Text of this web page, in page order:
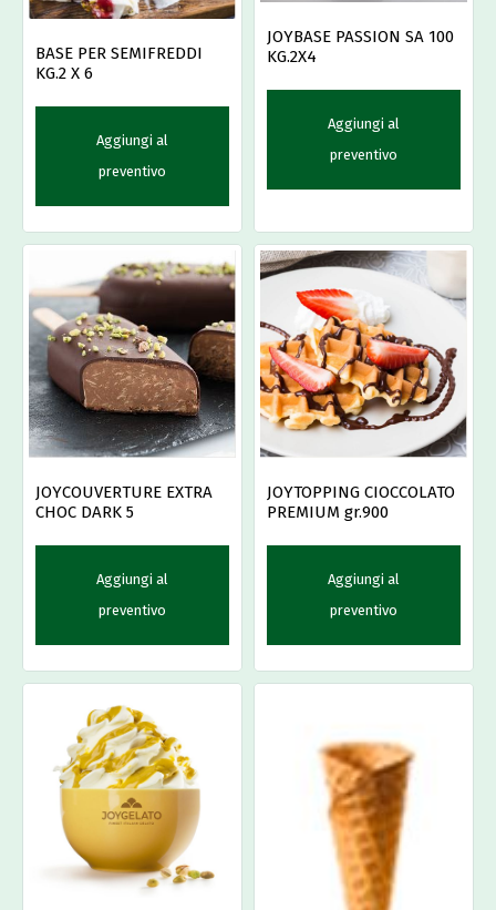
BASE PER SEMIFREDDI
KG.2 X 6
Aggiungi al
preventivo
JOYBASE PASSION SA 100
KG.2X4
Aggiungi al
preventivo
JOYCOUVERTURE EXTRA
CHOC DARK 5
Aggiungi al
preventivo
JOYTOPPING CIOCCOLATO
PREMIUM gr.900
Aggiungi al
preventivo